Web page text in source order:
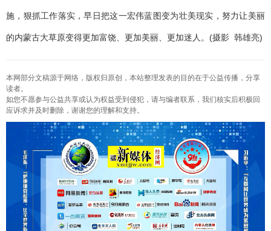
施，狠抓工作落实，早日把这一宏伟蓝图变为壮美现实，努力让美丽
的内蒙古大草原变得更加富饶、更加美丽、更加迷人。(摄影 韩雄亮)
本网部分文稿源于网络，版权归原创，本站整理发表的目的在于公益传播，分享
读者。
如您不愿参与公益共享或认为权益受到侵犯，请与编者联系，我们核实后积极回
应诉求并及时删除，谢谢您的理解和支持。